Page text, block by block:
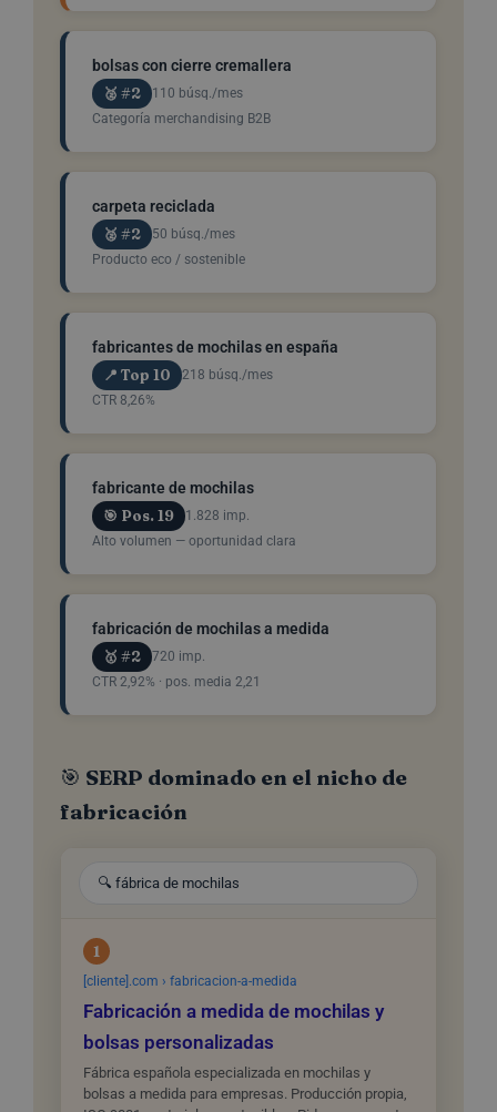
bolsas con cierre cremallera
🥈 #2
110 búsq./mes
Categoría merchandising B2B
carpeta reciclada
🥈 #2
50 búsq./mes
Producto eco / sostenible
fabricantes de mochilas en españa
📍 Top 10
218 búsq./mes
CTR 8,26%
fabricante de mochilas
🎯 Pos. 19
1.828 imp.
Alto volumen — oportunidad clara
fabricación de mochilas a medida
🥇 #2
720 imp.
CTR 2,92% · pos. media 2,21
🎯 SERP dominado en el nicho de
fabricación
🔍 fábrica de mochilas
1
[cliente].com › fabricacion-a-medida
Fabricación a medida de mochilas y
bolsas personalizadas
Fábrica española especializada en mochilas y
bolsas a medida para empresas. Producción propia,